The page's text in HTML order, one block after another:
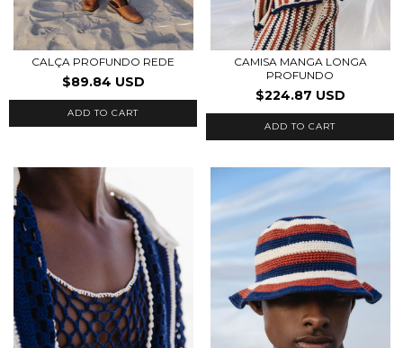
CALÇA PROFUNDO REDE
$89.84 USD
ADD TO CART
CAMISA MANGA LONGA
PROFUNDO
$224.87 USD
ADD TO CART